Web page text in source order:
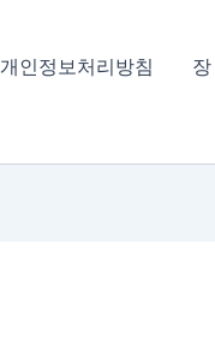
개인정보처리방침